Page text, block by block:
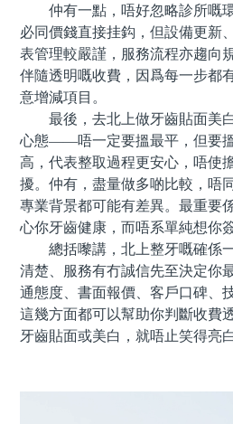
仲有一點，唔好忽略診所嘅
必同價錢直接挂鈎，但設備更新
表管理較嚴謹，服務流程亦趨向
伴隨透明嘅收費，因爲每一步都
意增減項目。
最後，去北上做牙齒貼面美
心態——唔一定要搵最平，但要
高，代表整取過程更安心，唔使
擾。仲有，盡量做多啲比較，唔
專業背景都可能有差異。最重要
心你牙齒健康，而唔系單純想你
總括嚟講，北上整牙嘅確係
清楚、服務有冇誠信先至決定你
通態度、書面報價、客戶口碑、
這幾方面都可以幫助你判斷收費
牙齒貼面或美白，就唔止笑得亮